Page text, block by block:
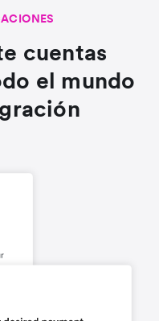
cuentas
el mundo